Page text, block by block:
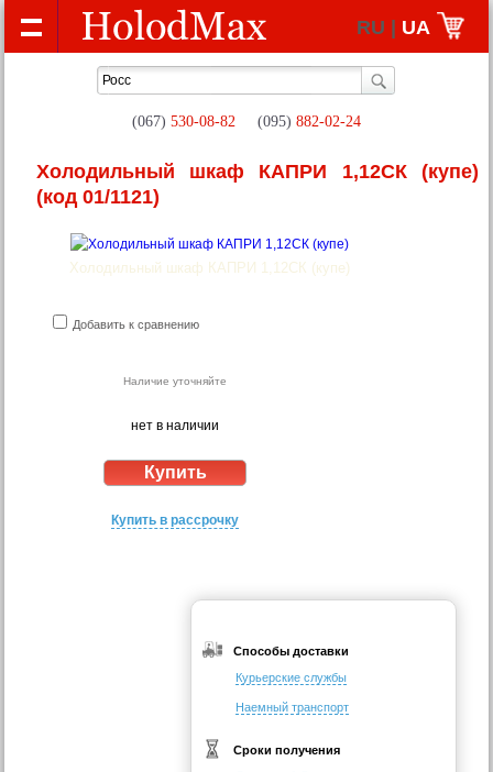
RU | UA
(067) 530-08-82 (095) 882-02-24
Холодильный шкаф КАПРИ 1,12СК (купе)
(код 01/1121)
Холодильный шкаф КАПРИ 1,12СК (купе)
Добавить к сравнению
Наличие уточняйте
нет в наличии
Купить в рассрочку
Способы доставки
Курьерские службы
Наемный транспорт
Сроки получения